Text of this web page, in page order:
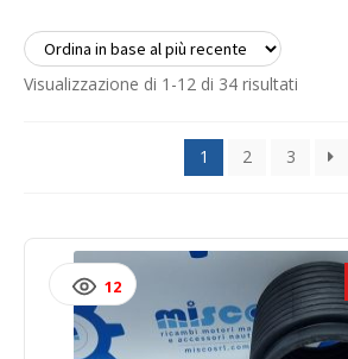
Visualizzazione di 1-12 di 34 risultati
1 2 3
12